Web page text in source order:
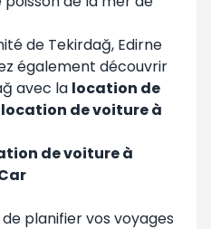
de Tekirdağ, Edirne
également découvrir
avec la location de
location de voiture à
de voiture à
planifier vos voyages